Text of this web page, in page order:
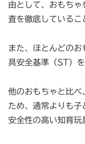
由として、おもち
査を徹底しているこ
また、ほとんどの
具安全基準（ST）
他のおもちゃと比べ
ため、通常よりも子
安全性の高い知育玩